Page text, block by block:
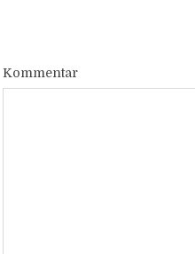
Kommentar